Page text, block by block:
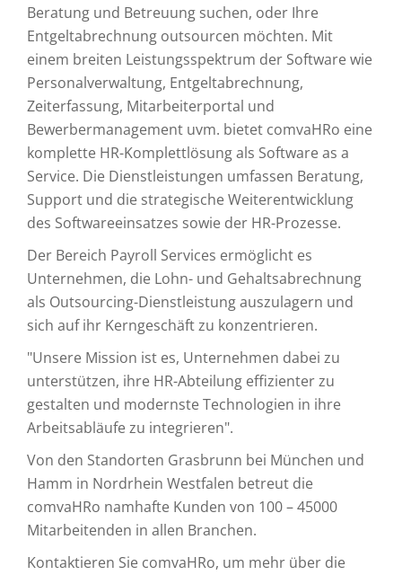
Beratung und Betreuung suchen, oder Ihre
Entgeltabrechnung outsourcen möchten. Mit
einem breiten Leistungsspektrum der Software wie
Personalverwaltung, Entgeltabrechnung,
Zeiterfassung, Mitarbeiterportal und
Bewerbermanagement uvm. bietet comvaHRo eine
komplette HR-Komplettlösung als Software as a
Service. Die Dienstleistungen umfassen Beratung,
Support und die strategische Weiterentwicklung
des Softwareeinsatzes sowie der HR-Prozesse.
Der Bereich Payroll Services ermöglicht es
Unternehmen, die Lohn- und Gehaltsabrechnung
als Outsourcing-Dienstleistung auszulagern und
sich auf ihr Kerngeschäft zu konzentrieren.
"Unsere Mission ist es, Unternehmen dabei zu
unterstützen, ihre HR-Abteilung effizienter zu
gestalten und modernste Technologien in ihre
Arbeitsabläufe zu integrieren".
Von den Standorten Grasbrunn bei München und
Hamm in Nordrhein Westfalen betreut die
comvaHRo namhafte Kunden von 100 – 45000
Mitarbeitenden in allen Branchen.
Kontaktieren Sie comvaHRo, um mehr über die